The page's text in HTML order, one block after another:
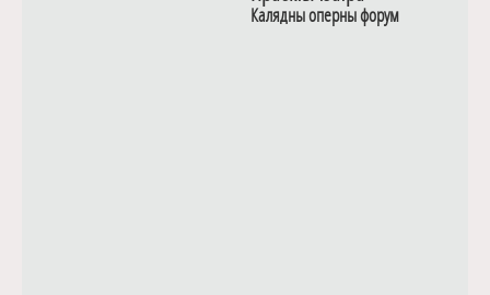
Калядны оперны форум